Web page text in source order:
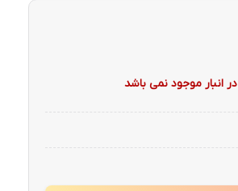
در انبار موجود نمی باشد